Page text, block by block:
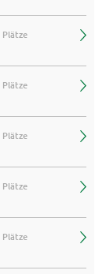
Plätze
Plätze
Plätze
Plätze
Plätze